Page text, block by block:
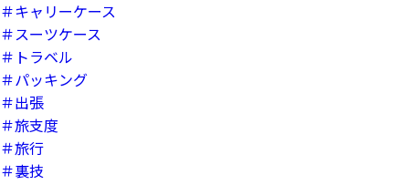
＃キャリーケース
＃スーツケース
＃トラベル
＃パッキング
＃出張
＃旅支度
＃旅行
＃裏技